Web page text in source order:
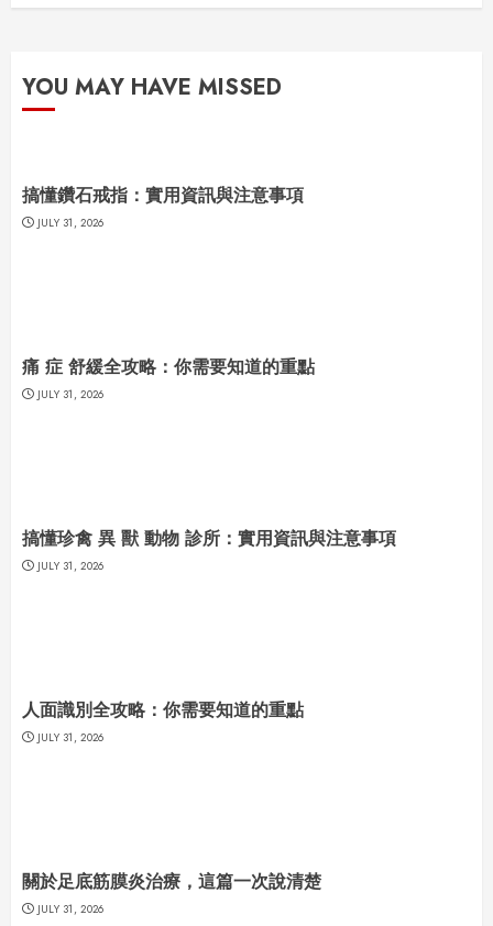
YOU MAY HAVE MISSED
搞懂鑽石戒指：實用資訊與注意事項
JULY 31, 2026
痛 症 舒緩全攻略：你需要知道的重點
JULY 31, 2026
搞懂珍禽 異 獸 動物 診所：實用資訊與注意事項
JULY 31, 2026
人面識別全攻略：你需要知道的重點
JULY 31, 2026
關於足底筋膜炎治療，這篇一次說清楚
JULY 31, 2026